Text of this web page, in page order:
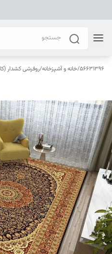
56631396
/خانه و آشپزخانه/روفرشی کشدار